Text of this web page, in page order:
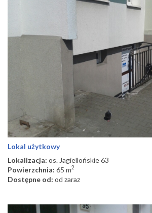
Lokal użytkowy
Lokalizacja: os. Jagiellońskie 63
Powierzchnia: 65 m2
Dostępne od: od zaraz